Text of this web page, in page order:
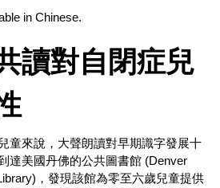
in Chinese.
讀對自閉症兒
童來說，大聲朗讀對早期識字發展十
達美國丹佛的公共圖書館 (Denver
，發現該館為零至六歲兒童提供